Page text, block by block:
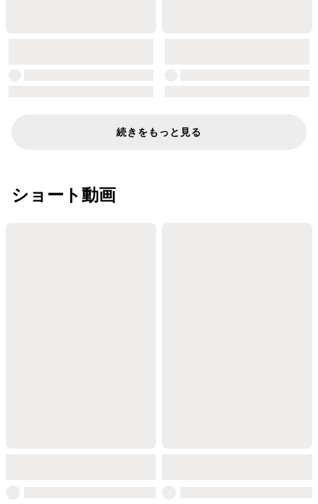
続きをもっと見る
ショート動画